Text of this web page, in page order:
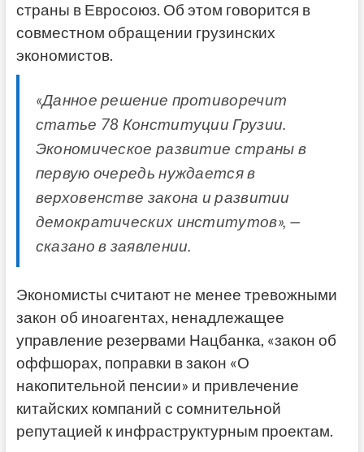
страны в Евросоюз. Об этом говорится в
совместном обращении грузинских
экономистов.
«Данное решение противоречит
статье 78 Конституции Грузии.
Экономическое развитие страны в
первую очередь нуждается в
верховенстве закона и развитии
демократических институтов», —
сказано в заявлении.
Экономисты считают не менее тревожными
закон об иноагентах, ненадлежащее
управление резервами Нацбанка, «закон об
оффшорах, поправки в закон «О
накопительной пенсии» и привлечение
китайских компаний с сомнительной
репутацией к инфраструктурным проектам.